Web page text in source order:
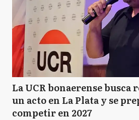
La UCR bonaerense busca
un acto en La Plata y se
competir en 2027